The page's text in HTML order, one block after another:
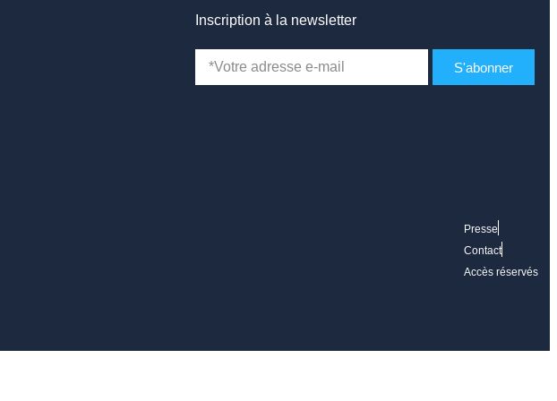
Inscription à la newsletter
S'abonner
Presse
Contact
Accès réservés